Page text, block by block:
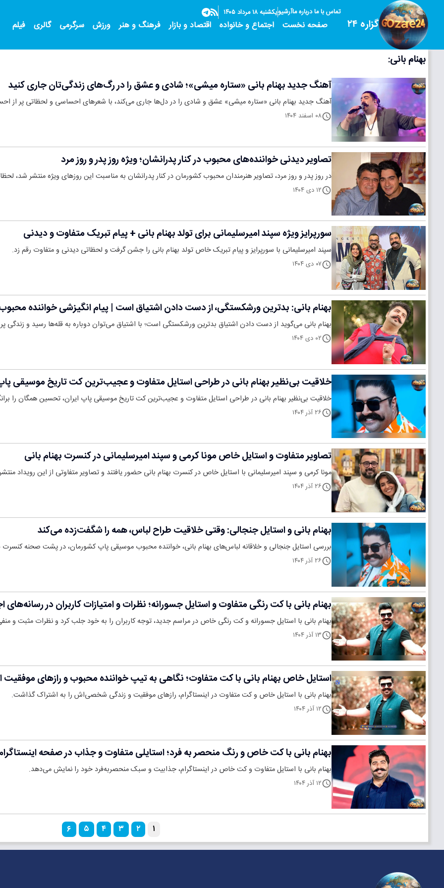
گزاره ۲۴
تماس با مادرباره ماآرشیویکشنبه ۱۸ مرداد ۱۴۰۵
صفحه نخست اجتماع و خانواده اقتصاد و بازار فرهنگ و هنر ورزش سرگرمی گالری فیلم
بهنام بانی:
آهنگ جدید بهنام بانی «ستاره میشی»؛ شادی و عشق را در رگ‌های زندگی‌تان جاری کنید
آهنگ جدید بهنام بانی «ستاره میشی» عشق و شادی را در دل‌ها جاری می‌کند، با شعرهای احساسی و لحظاتی پر از
۰۸ اسفند ۱۴۰۴
تصاویر دیدنی خواننده‌های محبوب در کنار پدرانشان؛ ویژه روز پدر و روز مرد
در روز پدر و روز مرد، تصاویر هنرمندان محبوب کشورمان در کنار پدرانشان به مناسبت این روزهای ویژه منتشر شد،
۱۲ دی ۱۴۰۴
سورپرایز ویژه سپند امیرسلیمانی برای تولد بهنام بانی + پیام تبریک متفاوت و دیدنی
سپند امیرسلیمانی با سورپرایز و پیام تبریک خاص تولد بهنام بانی را جشن گرفت و لحظاتی دیدنی و متفاوت رقم زد.
۰۷ دی ۱۴۰۴
بهنام بانی: بدترین ورشکستگی، از دست دادن اشتیاق است | پیام انگیزشی خواننده
بهنام بانی می‌گوید از دست دادن اشتیاق بدترین ورشکستگی است؛ با اشتیاق می‌توان دوباره به قله‌ها رسید و زندگی
۰۲ دی ۱۴۰۴
خلاقیت بی‌نظیر بهنام بانی در طراحی استایل متفاوت و عجیب‌ترین کت تاریخ موسیقی
خلاقیت بی‌نظیر بهنام بانی در طراحی استایل متفاوت و عجیب‌ترین کت تاریخ موسیقی پاپ ایران، تحسین همگان را
۲۶ آذر ۱۴۰۴
تصاویر متفاوت و استایل خاص مونا کرمی و سپند امیرسلیمانی در کنسرت بهنام بانی
مونا کرمی و سپند امیرسلیمانی با استایل خاص در کنسرت بهنام بانی حضور یافتند و تصاویر متفاوتی از این رویداد
۲۶ آذر ۱۴۰۴
بهنام بانی و استایل جنجالی: وقتی خلاقیت طراح لباس، همه را شگفت‌زده می‌کند
بررسی استایل جنجالی و خلاقانه لباس‌های بهنام بانی، خواننده محبوب موسیقی پاپ کشورمان، در پشت صحنه
۲۶ آذر ۱۴۰۴
بهنام بانی با کت رنگی متفاوت و استایل جسورانه؛ نظرات و امتیازات کاربران در رسانه‌های
بهنام بانی با استایل جسورانه و کت رنگی خاص در مراسم جدید، توجه کاربران را به خود جلب کرد و نظرات مثبت و
۱۳ آذر ۱۴۰۴
استایل خاص بهنام بانی با کت متفاوت؛ نگاهی به تیپ خواننده محبوب و رازهای موفقیت
بهنام بانی با استایل خاص و کت متفاوت در اینستاگرام، رازهای موفقیت و زندگی شخصی‌اش را به اشتراک گذاشت.
۱۲ آذر ۱۴۰۴
بهنام بانی با کت خاص و رنگ منحصر به فرد؛ استایلی متفاوت و جذاب در صفحه
بهنام بانی با استایل متفاوت و کت خاص در اینستاگرام، جذابیت و سبک منحصربه‌فرد خود را نمایش می‌دهد.
۱۲ آذر ۱۴۰۴
۱ ۲ ۳ ۴ ۵ ۶